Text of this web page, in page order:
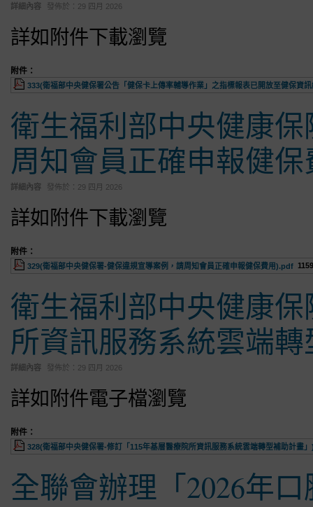
詳細內容 發佈於： 29 四月 2026
詳如附件下載瀏覽
附件：
333(衛福部中央健保署公告「健保卡上傳率輔導作業」之指標報表已開放至健保資
衛生福利部中央健康
周知會員正確申報健保
詳細內容 發佈於： 29 四月 2026
詳如附件下載瀏覽
附件：
329(衛福部中央健保署-健保違規宣導案例，請周知會員正確申報健保費用).pdf
衛生福利部中央健康
所資訊服務系統雲端
詳細內容 發佈於： 29 四月 2026
詳如附件電子檔瀏覽
附件：
328(衛福部中央健保署-修訂「115年基層醫療院所資訊服務系統雲端轉型補助計畫
全聯會辦理「2026年